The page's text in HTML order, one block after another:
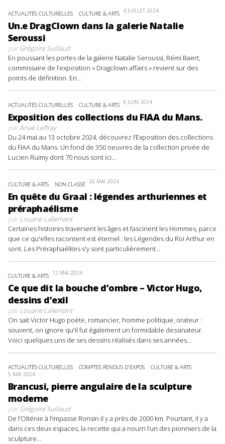
ACTUALITÉS CULTURELLES CULTURE & ARTS 4 JUILLET 2024
Un.e DragClown dans la galerie Natalie
Seroussi
parGrégoire Suillaud
En poussant les portes de la galerie Natalie Seroussi, Rémi Baert,
commissaire de l’exposition « Dragclown affairs » revient sur des
points de définition. En...
ACTUALITÉS CULTURELLES CULTURE & ARTS 9 JUIN 2024
Exposition des collections du FIAA du Mans.
parAnaë Leffray
Du 24 mai au 13 octobre 2024, découvrez l’Exposition des collections
du FIAA du Mans. Un fond de 350 oeuvres de la collection privée de
Lucien Ruimy dont 70 nous sont ici...
CULTURE & ARTS NON CLASSÉ 26 MAI 2024
En quête du Graal : légendes arthuriennes et
préraphaélisme
parLouane Lallemant
Certaines histoires traversent les âges et fascinent les Hommes, parce
que ce qu'elles racontent est éternel : les Légendes du Roi Arthur en
sont. Les Préraphaélites s'y sont particulièrement...
CULTURE & ARTS 12 MAI 2024
Ce que dit la bouche d’ombre – Victor Hugo,
dessins d’exil
parLouane Lallemant
On sait Victor Hugo poète, romancier, homme politique, orateur :
souvent, on ignore qu'il fut également un formidable dessinateur.
Voici quelques uns de ses dessins réalisés dans ses années...
ACTUALITÉS CULTURELLES COMPTES RENDUS D'EXPOS CULTURE & ARTS
5 MAI 2024
Brancusi, pierre angulaire de la sculpture
moderne
parGrégoire Suillaud
De l’Olténie à l’impasse Ronsin il y a près de 2000 km. Pourtant, il y a
dans ces deux espaces, la recette qui a nourri l’un des pionniers de la
sculpture...